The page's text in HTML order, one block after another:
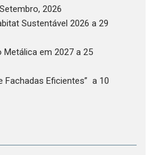
2026
Sustentável 2026 a 29
em 2027 a 25
Fachadas Eficientes” a 10